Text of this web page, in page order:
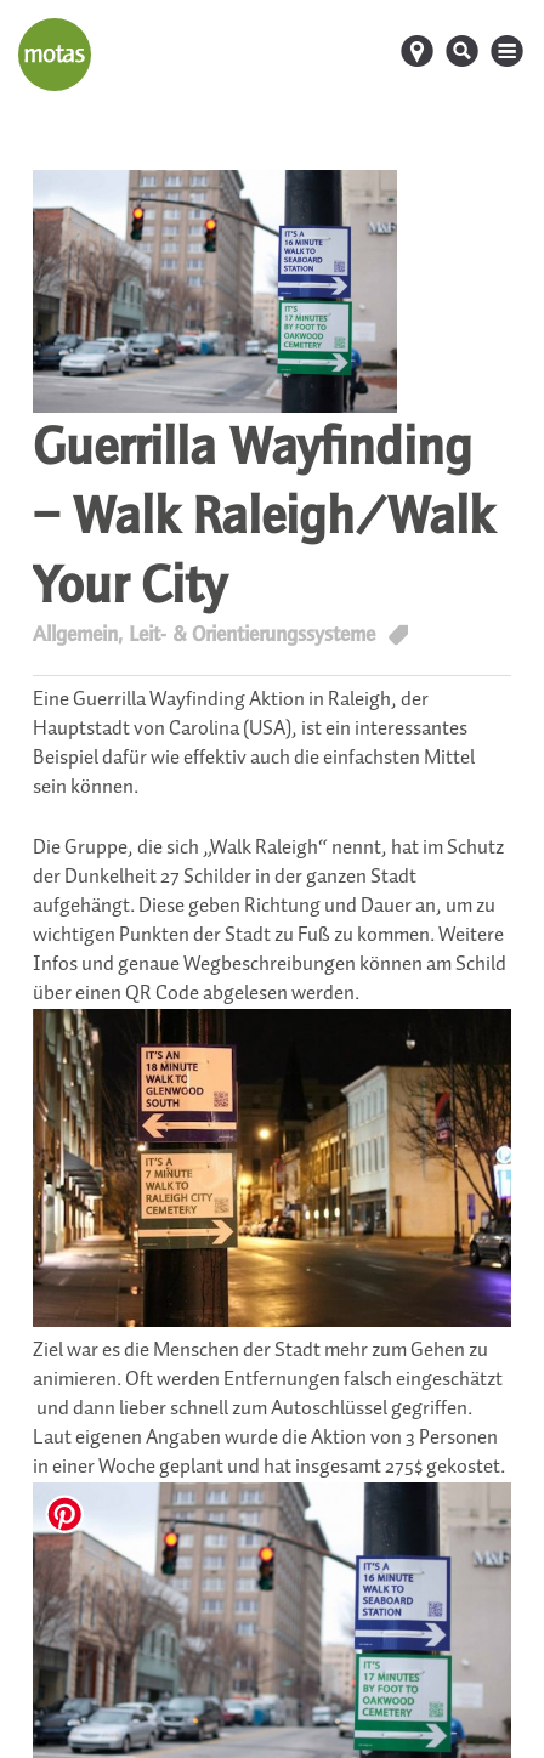
d s M
Guerrilla Wayfinding
– Walk Raleigh/Walk
Your City
Allgemein, Leit- & Orientierungssysteme T
Eine Guerrilla Wayfinding Aktion in Raleigh, der
Hauptstadt von Carolina (USA), ist ein interessantes
Beispiel dafür wie effektiv auch die einfachsten Mittel
sein können.
Die Gruppe, die sich „Walk Raleigh“ nennt, hat im Schutz
der Dunkelheit 27 Schilder in der ganzen Stadt
aufgehängt. Diese geben Richtung und Dauer an, um zu
wichtigen Punkten der Stadt zu Fuß zu kommen. Weitere
Infos und genaue Wegbeschreibungen können am Schild
über einen QR Code abgelesen werden.
Ziel war es die Menschen der Stadt mehr zum Gehen zu
animieren. Oft werden Entfernungen falsch eingeschätzt
und dann lieber schnell zum Autoschlüssel gegriffen.
Laut eigenen Angaben wurde die Aktion von 3 Personen
in einer Woche geplant und hat insgesamt 275$ gekostet.